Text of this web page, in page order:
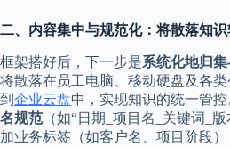
二、内容集中与规范化：将散落知
框架搭好后，下一步是系统化地归
将散落在员工电脑、移动硬盘及各
到 企业云盘中，实现知识的统一管
名规范（如“日期_项目名_关键词_
加业务标签（如客户名、项目阶段